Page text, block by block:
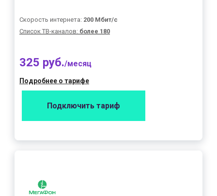
Скорость интернета: 200 Мбит/с
Список ТВ-каналов: более 180
325 руб./месяц
Подробнее о тарифе
Подключить тариф